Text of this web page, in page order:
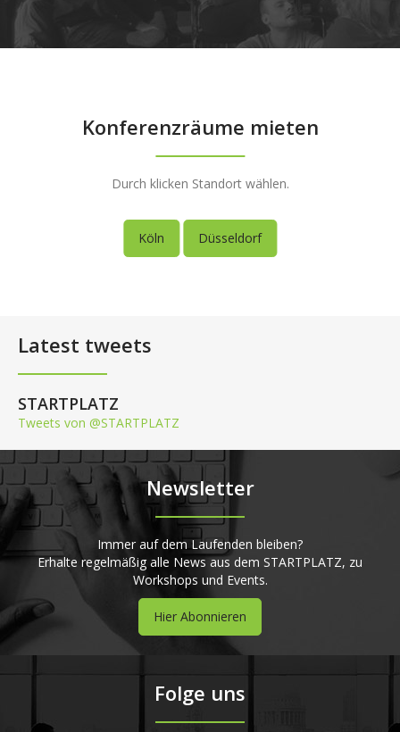
Konferenzräume mieten
Durch klicken Standort wählen.
Köln Düsseldorf
Latest tweets
STARTPLATZ
Tweets von @STARTPLATZ
Newsletter
Immer auf dem Laufenden bleiben?
Erhalte regelmäßig alle News aus dem STARTPLATZ, zu
Workshops und Events.
Hier Abonnieren
Folge uns